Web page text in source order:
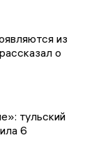
из
о
тульский
6